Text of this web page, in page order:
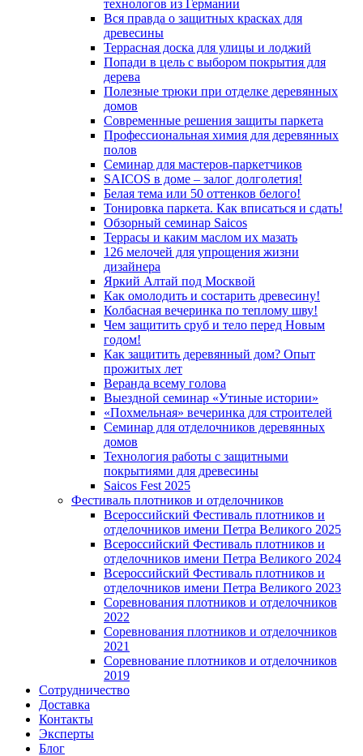
технологов из Германии
Вся правда о защитных красках для
древесины
Террасная доска для улицы и лоджий
Попади в цель с выбором покрытия для
дерева
Полезные трюки при отделке деревянных
домов
Современные решения защиты паркета
Профессиональная химия для деревянных
полов
Семинар для мастеров-паркетчиков
SAICOS в доме – залог долголетия!
Белая тема или 50 оттенков белого!
Тонировка паркета. Как вписаться и сдать!
Обзорный семинар Saicos
Террасы и каким маслом их мазать
126 мелочей для упрощения жизни
дизайнера
Яркий Алтай под Москвой
Как омолодить и состарить древесину!
Колбасная вечеринка по теплому шву!
Чем защитить сруб и тело перед Новым
годом!
Как защитить деревянный дом? Опыт
прожитых лет
Веранда всему голова
Выездной семинар «Утиные истории»
«Похмельная» вечеринка для строителей
Семинар для отделочников деревянных
домов
Технология работы с защитными
покрытиями для древесины
Saicos Fest 2025
Фестиваль плотников и отделочников
Всероссийский Фестиваль плотников и
отделочников имени Петра Великого 2025
Всероссийский Фестиваль плотников и
отделочников имени Петра Великого 2024
Всероссийский Фестиваль плотников и
отделочников имени Петра Великого 2023
Соревнования плотников и отделочников
2022
Соревнования плотников и отделочников
2021
Соревнование плотников и отделочников
2019
Сотрудничество
Доставка
Контакты
Эксперты
Блог